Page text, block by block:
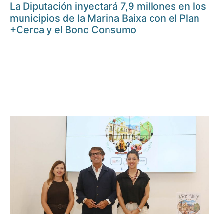
La Diputación inyectará 7,9 millones en los
municipios de la Marina Baixa con el Plan
+Cerca y el Bono Consumo